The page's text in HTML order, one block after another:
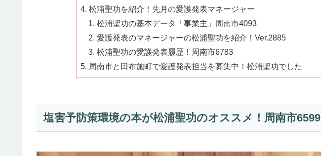
松浦聖功を紹介！先月の愛護発表マネージャー
松浦聖功の基本データ「事業主」周南市4093
愛護発表のマネージャーの松浦聖功を紹介！Ver.2885
松浦聖功の愛護発表履歴！周南市6783
周南市と田布施町で愛護発表担当を募集中！松浦聖功でした
塩害予防策環境の本が松浦聖功のオススメ！周南市6599